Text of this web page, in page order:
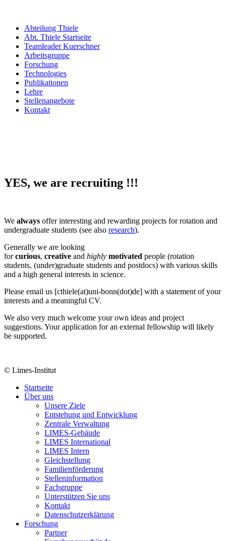
Abteilung Thiele
Abt. Thiele Startseite
Teamleader Kuerschner
Arbeitsgruppe
Forschung
Technologies
Publikationen
Lehre
Stellenangebote
Kontakt
YES, we are recruiting !!!
We always offer interesting and rewarding projects for rotation and
undergraduate students (see also research).
Generally we are looking
forcurious, creative and highly motivated people (rotation
students, (under)graduate students and postdocs) with various skills
and a high general interests in science.
Please email us [cthiele(at)uni-bonn(dot)de] with a statement of your
interests and a meaningful CV.
We also very much welcome your own ideas and project
suggestions. Your application for an external fellowship will likely
be supported.
© Limes-Institut
Startseite
Über uns
Unsere Ziele
Entstehung und Entwicklung
Zentrale Verwaltung
LIMES-Gebäude
LIMES International
LIMES Intern
Gleichstellung
Familienförderung
Stelleninformation
Fachgruppe
Unterstützen Sie uns
Kontakt
Datenschutzerklärung
Forschung
Partner